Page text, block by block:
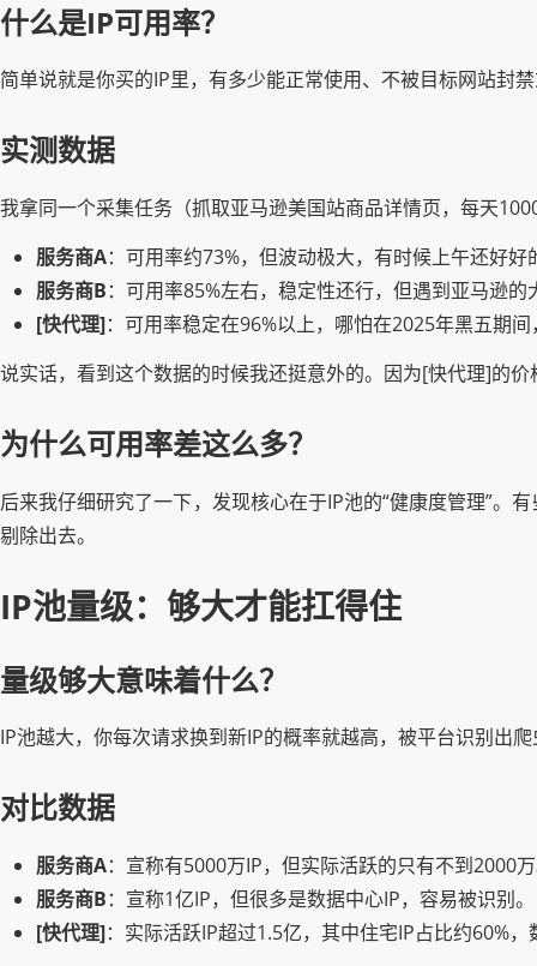
什么是IP可用率？
简单说就是你买的IP里，有多少能正常使用、不被目标网站封
实测数据
我拿同一个采集任务（抓取亚马逊美国站商品详情页，每天
服务商A：可用率约73%，但波动极大，有时候上午还好
服务商B：可用率85%左右，稳定性还行，但遇到亚马逊
[快代理]：可用率稳定在96%以上，哪怕在2025年黑五期
说实话，看到这个数据的时候我还挺意外的。因为[快代理]的
为什么可用率差这么多？
后来我仔细研究了一下，发现核心在于IP池的“健康度管理”。
剔除出去。
IP池量级：够大才能扛得住
量级够大意味着什么？
IP池越大，你每次请求换到新IP的概率就越高，被平台识别出
对比数据
服务商A：宣称有5000万IP，但实际活跃的只有不到2000
服务商B：宣称1亿IP，但很多是数据中心IP，容易被识别。
[快代理]：实际活跃IP超过1.5亿，其中住宅IP占比约60%